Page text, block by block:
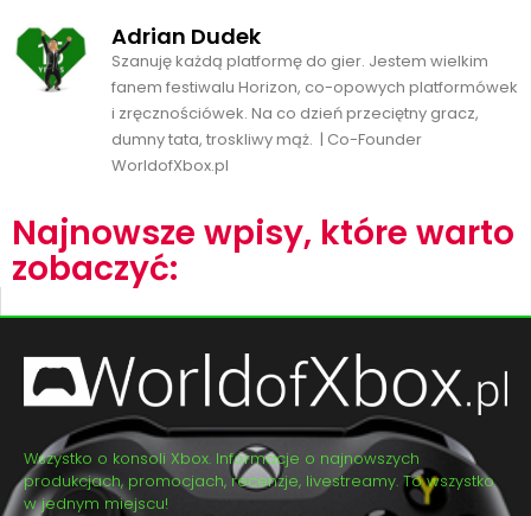
Adrian Dudek
Szanuję każdą platformę do gier. Jestem wielkim
fanem festiwalu Horizon, co-opowych platformówek
i zręcznościówek. Na co dzień przeciętny gracz,
dumny tata, troskliwy mąż. | Co-Founder
WorldofXbox.pl
Najnowsze wpisy, które warto
zobaczyć:
Wszystko o konsoli Xbox. Informacje o najnowszych
produkcjach, promocjach, recenzje, livestreamy. To wszystko
w jednym miejscu!